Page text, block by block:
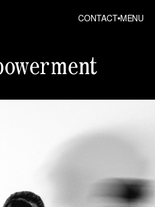
CONTACT MENU